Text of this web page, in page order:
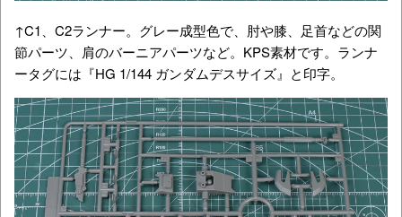
↑C1、C2ランナー。グレー成型色で、肘や膝、足首などの関
節パーツ、肩のバーニアパーツなど。KPS素材です。ランナ
ータグには『HG 1/144 ガンダムデスサイズ』と印字。